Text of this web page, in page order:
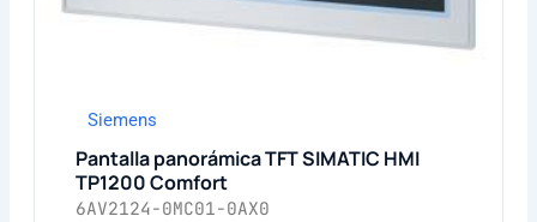
Siemens
Pantalla panorámica TFT SIMATIC HMI
TP1200 Comfort
6AV2124-0MC01-0AX0